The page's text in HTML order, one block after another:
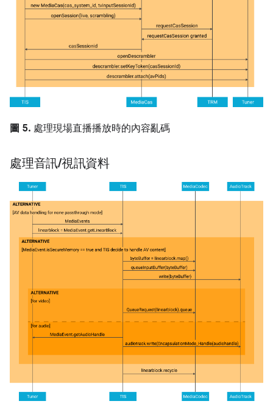
圖 5. 處理現場直播播放時的內容亂碼
處理音訊/視訊資料